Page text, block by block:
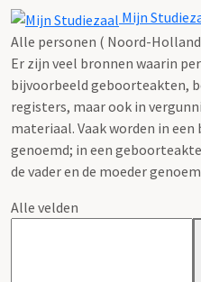
Mijn
Alle personen ( Noord-
Er zijn veel bronnen waarin
bijvoorbeeld geboorteakten,
registers, maar ook in
materiaal. Vaak worden in
genoemd; in een
de vader en de moeder
Alle velden